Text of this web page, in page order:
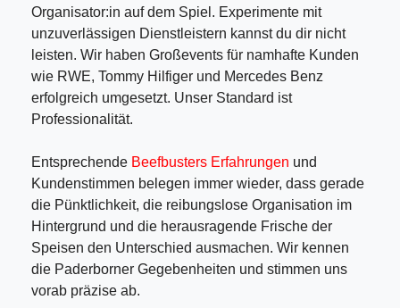
Organisator:in auf dem Spiel. Experimente mit
unzuverlässigen Dienstleistern kannst du dir nicht
leisten. Wir haben Großevents für namhafte Kunden
wie RWE, Tommy Hilfiger und Mercedes Benz
erfolgreich umgesetzt. Unser Standard ist
Professionalität.
Entsprechende Beefbusters Erfahrungen und
Kundenstimmen belegen immer wieder, dass gerade
die Pünktlichkeit, die reibungslose Organisation im
Hintergrund und die herausragende Frische der
Speisen den Unterschied ausmachen. Wir kennen
die Paderborner Gegebenheiten und stimmen uns
vorab präzise ab.